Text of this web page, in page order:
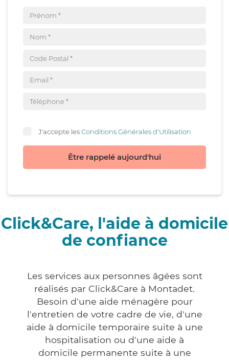
J'accepte lesConditions Générales d'Utilisation
Être rappelé aujourd'hui
Click&Care, l'aide à domicile
de confiance
Les services aux personnes âgées sont
réalisés par Click&Care à Montadet.
Besoin d'une aide ménagère pour
l'entretien de votre cadre de vie, d'une
aide à domicile temporaire suite à une
hospitalisation ou d'une aide à
domicile permanente suite à une